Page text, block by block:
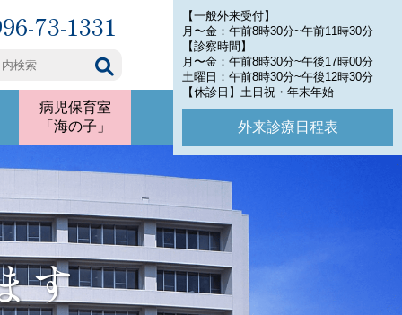
【一般外来受付】
月〜金：午前8時30分~午前11時30分
【診察時間】
月〜金：午前8時30分~午後17時00分
土曜日：午前8時30分~午後12時30分
【休診日】土日祝・年末年始
外来診療日程表
73-1331
病児保育室
「海の子」
す